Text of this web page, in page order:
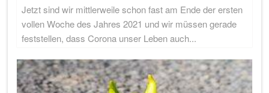
Jetzt sind wir mittlerweile schon fast am Ende der ersten
vollen Woche des Jahres 2021 und wir müssen gerade
feststellen, dass Corona unser Leben auch...